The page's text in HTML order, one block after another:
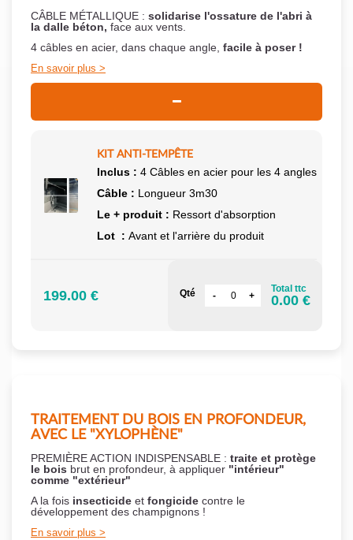
CÂBLE MÉTALLIQUE : solidarise l'ossature de l'abri à
la dalle béton, face aux vents.
4 câbles en acier, dans chaque angle, facile à poser !
En savoir plus
KIT ANTI-TEMPÊTE
Inclus : 4 Câbles en acier pour les 4 angles
Câble : Longueur 3m30
Le + produit : Ressort d'absorption
Lot : Avant et l'arrière du produit
199.00 € Qté Total ttc
0.00 €
TRAITEMENT DU BOIS EN PROFONDEUR,
AVEC LE "XYLOPHÈNE"
PREMIÈRE ACTION INDISPENSABLE : traite et protège
le bois brut en profondeur, à appliquer "intérieur"
comme "extérieur"
A la fois insecticide et fongicide contre le
développement des champignons !
En savoir plus